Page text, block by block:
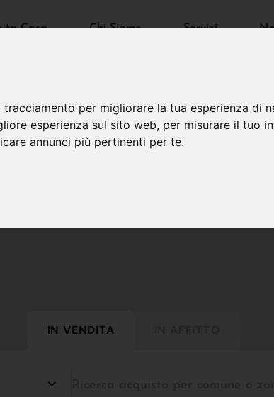
per migliorare la tua esperienza di
esperienza sul sito web, per misurare il tuo
annunci più pertinenti per te.
Casa Chi Siamo Servizi
IN VENDITA